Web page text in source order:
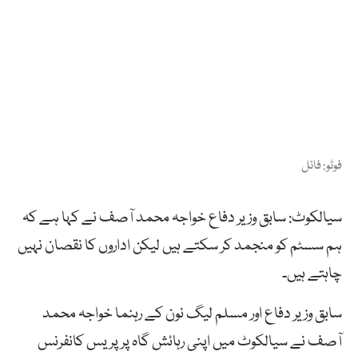
فوٹو: فائل
سیالکوٹ: سابق وزیر دفاع خواجہ محمد آصف نے کہا ہے کہ
ہم سسٹم کو منجمد کر سکتے ہیں لیکن اداروں کا نقصان نہیں
چاہتے ہیں۔
سابق وزیر دفاع اور مسلم لیگ نون کے رہنما خواجہ محمد
آصف نے سیالکوٹ میں اپنی رہائش گاہ پر پریس کانفرنس